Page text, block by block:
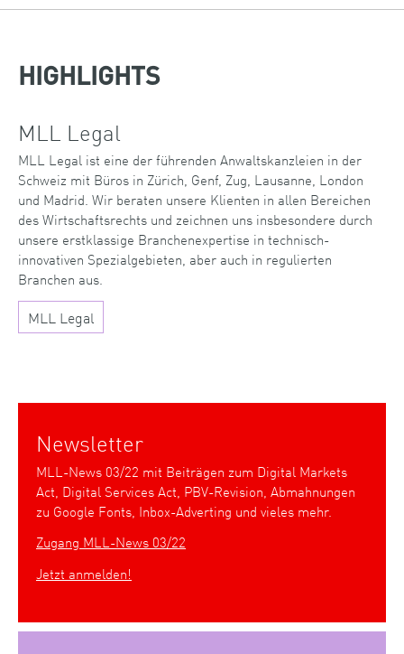
HIGHLIGHTS
MLL Legal
MLL Legal ist eine der führenden Anwaltskanzleien in der
Schweiz mit Büros in Zürich, Genf, Zug, Lausanne, London
und Madrid. Wir beraten unsere Klienten in allen Bereichen
des Wirtschaftsrechts und zeichnen uns insbesondere durch
unsere erstklassige Branchenexpertise in technisch-
innovativen Spezialgebieten, aber auch in regulierten
Branchen aus.
MLL Legal
Newsletter
MLL-News 03/22 mit Beiträgen zum Digital Markets
Act, Digital Services Act, PBV-Revision, Abmahnungen
zu Google Fonts, Inbox-Adverting und vieles mehr.
Zugang MLL-News 03/22
Jetzt anmelden!